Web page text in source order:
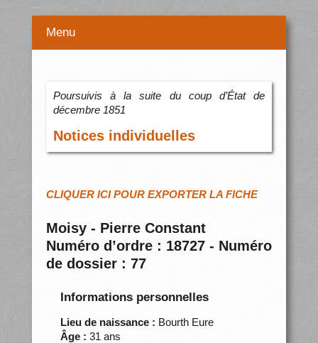
Menu
Poursuivis à la suite du coup d’État de
décembre 1851
Notices individuelles
CLIQUER ICI POUR EXPORTER LA FICHE
Moisy - Pierre Constant
Numéro d’ordre : 18727 - Numéro
de dossier : 77
Informations personnelles
Lieu de naissance : Bourth Eure
Âge : 31 ans